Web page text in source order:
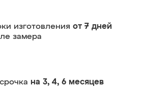
изготовления от 7 дней
замера
на 3, 4, 6 месяцев